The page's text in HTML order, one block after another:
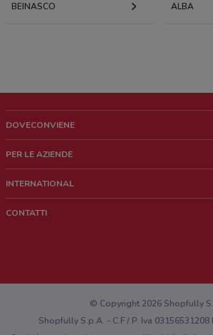
BEINASCO ALBA
DOVECONVIENE
Chi siamo
Lavora con noi
PER LE AZIENDE
Richieste commerciali e marketing
INTERNATIONAL
CONTATTI
Hai un malfunzionamento sul web o sull'app?
© Copyright 2026 Shopfully
Shopfully S.p.A. - C.F / P. Iva 03156531208